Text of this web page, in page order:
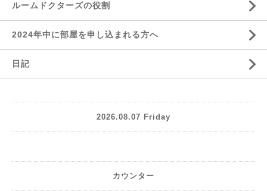
ルームドクターズの役割
2024年中に部屋を申し込まれる方へ
日記
2026.08.07 Friday
カウンター